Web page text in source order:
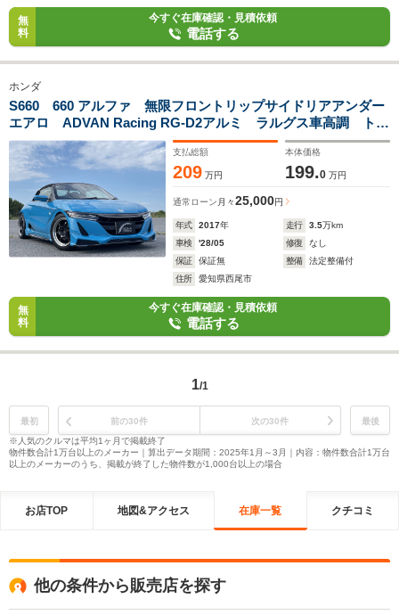
無
料
今すぐ在庫確認・見積依頼
電話する
ホンダ
S660 660 アルファ 無限フロントリップサイドリアアンダー
エアロ ADVAN Racing RG-D2アルミ ラルグス車高調 トラ
ストGReddyコンフォートスポーツGTスラッシュマフラー プ
レミアムビーチブルーパール 禁煙 下取り車
支払総額
209 万円
本体価格
199.0 万円
通常ローン 月々25,000円
年式 2017年 走行 3.5万km
車検
'28/05 修復
なし
保証
保証無 整備
法定整備付
住所
愛知県西尾市
無
料
今すぐ在庫確認・見積依頼
電話する
1/1
最初 前の30件 次の30件
最後
※人気のクルマは平均1ヶ月で掲載終了
物件数合計1万台以上のメーカー｜算出データ期間：2025年1月～3月｜内容：物件数合計1万台
以上のメーカーのうち、掲載が終了した物件数が1,000台以上の場合
お店TOP 地図&アクセス 在庫一覧 クチコミ
他の条件から販売店を探す